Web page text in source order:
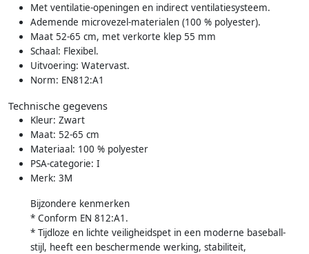
Met ventilatie-openingen en indirect ventilatiesysteem.
Ademende microvezel-materialen (100 % polyester).
Maat 52-65 cm, met verkorte klep 55 mm
Schaal: Flexibel.
Uitvoering: Watervast.
Norm: EN812:A1
Technische gegevens
Kleur: Zwart
Maat: 52-65 cm
Materiaal: 100 % polyester
PSA-categorie: I
Merk: 3M
Bijzondere kenmerken
* Conform EN 812:A1.
* Tijdloze en lichte veiligheidspet in een moderne baseball-
stijl, heeft een beschermende werking, stabiliteit,